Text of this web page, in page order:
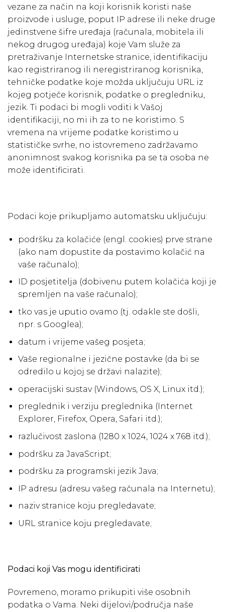
vezane za način na koji korisnik koristi naše
proizvode i usluge, poput IP adrese ili neke druge
jedinstvene šifre uređaja (računala, mobitela ili
nekog drugog uređaja) koje Vam služe za
pretraživanje Internetske stranice, identifikaciju
kao registriranog ili neregistriranog korisnika,
tehničke podatke koje možda uključuju URL iz
kojeg potječe korisnik, podatke o pregledniku,
jezik. Ti podaci bi mogli voditi k Vašoj
identifikaciji, no mi ih za to ne koristimo. S
vremena na vrijeme podatke koristimo u
statističke svrhe, no istovremeno zadržavamo
anonimnost svakog korisnika pa se ta osoba ne
može identificirati.
Podaci koje prikupljamo automatsku uključuju:
podršku za kolačiće (engl. cookies) prve strane
(ako nam dopustite da postavimo kolačić na
vaše računalo);
ID posjetitelja (dobivenu putem kolačića koji je
spremljen na vaše računalo);
tko vas je uputio ovamo (tj. odakle ste došli,
npr. s Googlea);
datum i vrijeme vašeg posjeta;
Vaše regionalne i jezične postavke (da bi se
odredilo u kojoj se državi nalazite);
operacijski sustav (Windows, OS X, Linux itd.);
preglednik i verziju preglednika (Internet
Explorer, Firefox, Opera, Safari itd.);
razlučivost zaslona (1280 x 1024, 1024 x 768 itd.);
podršku za JavaScript;
podršku za programski jezik Java;
IP adresu (adresu vašeg računala na Internetu);
naziv stranice koju pregledavate;
URL stranice koju pregledavate;
Podaci koji Vas mogu identificirati
Povremeno, moramo prikupiti više osobnih
podatka o Vama. Neki dijelovi/područja naše